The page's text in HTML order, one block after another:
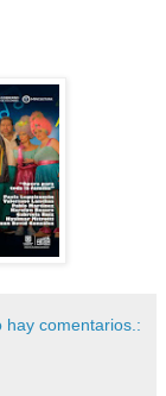
hay comentarios.: